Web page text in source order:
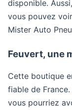
disponible.
vous pouvez
Mister Auto
Feuvert, une
Cette boutique
fiable de
vous pourriez